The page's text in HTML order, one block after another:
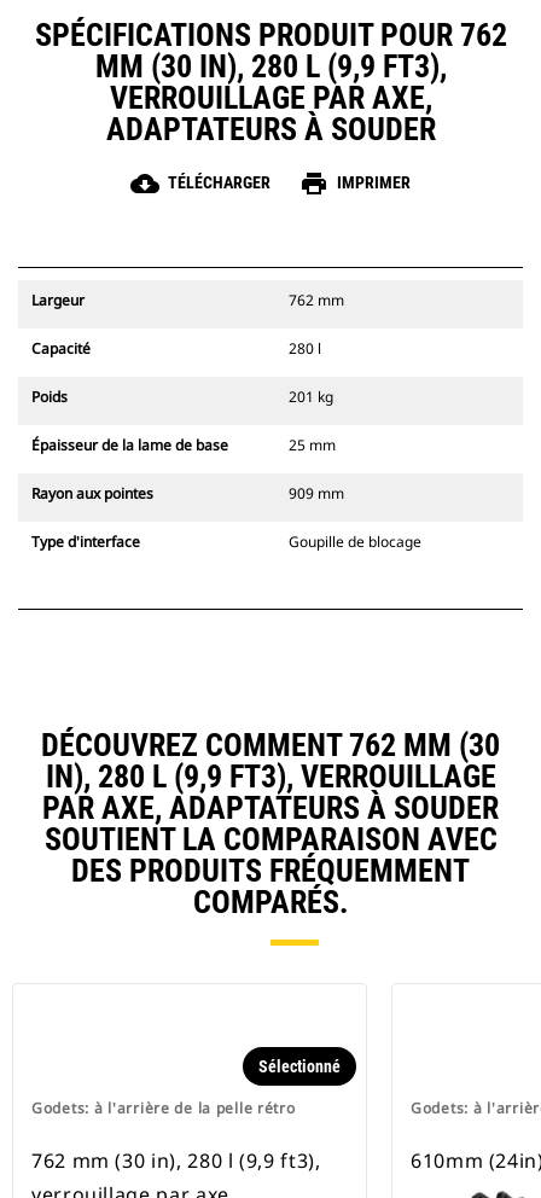
SPÉCIFICATIONS PRODUIT POUR 762
MM (30 IN), 280 L (9,9 FT3),
VERROUILLAGE PAR AXE,
ADAPTATEURS À SOUDER
cloud_download TÉLÉCHARGER print IMPRIMER
Largeur 762 mm
Capacité 280 l
Poids 201 kg
Épaisseur de la lame de base 25 mm
Rayon aux pointes 909 mm
Type d'interface Goupille de blocage
DÉCOUVREZ COMMENT 762 MM (30
IN), 280 L (9,9 FT3), VERROUILLAGE
PAR AXE, ADAPTATEURS À SOUDER
SOUTIENT LA COMPARAISON AVEC
DES PRODUITS FRÉQUEMMENT
COMPARÉS.
Godets: à l'arrière de la pelle rétro
Sélectionné
762 mm (30 in), 280 l (9,9 ft3),
Godets: à
610mm